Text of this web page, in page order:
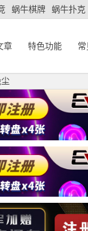
蜗牛棋牌 蜗牛扑克
章 特色功能